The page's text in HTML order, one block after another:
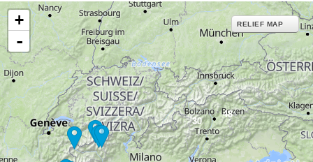
48
30
+
-
RELIEF MAP